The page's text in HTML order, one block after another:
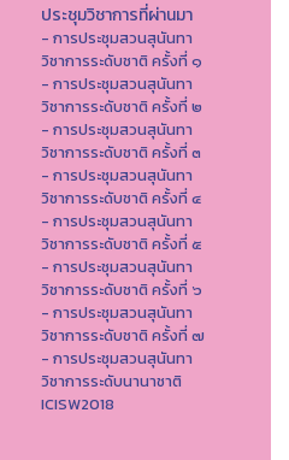
ประชุมวิชาการที่ผ่านมา
- การประชุมสวนสุนันทา
วิชาการระดับชาติ ครั้งที่ ๑
- การประชุมสวนสุนันทา
วิชาการระดับชาติ ครั้งที่ ๒
- การประชุมสวนสุนันทา
วิชาการระดับชาติ ครั้งที่ ๓
- การประชุมสวนสุนันทา
วิชาการระดับชาติ ครั้งที่ ๔
- การประชุมสวนสุนันทา
วิชาการระดับชาติ ครั้งที่ ๕
- การประชุมสวนสุนันทา
วิชาการระดับชาติ ครั้งที่ ๖
- การประชุมสวนสุนันทา
วิชาการระดับชาติ ครั้งที่ ๗
- การประชุมสวนสุนันทา
วิชาการระดับนานาชาติ
ICISW2018